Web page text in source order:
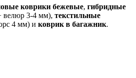
коврики бежевые, гибридные
велюр 3-4 мм), текстильные
4 мм) и коврик в багажник.